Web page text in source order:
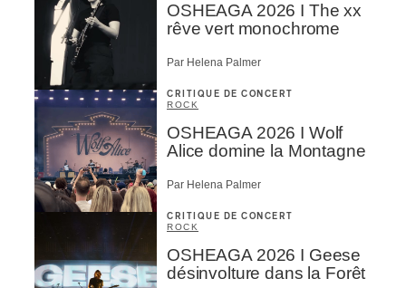
OSHEAGA 2026 I The xx
rêve vert monochrome
Par Helena Palmer
CRITIQUE DE CONCERT
ROCK
OSHEAGA 2026 I Wolf
Alice domine la Montagne
Par Helena Palmer
CRITIQUE DE CONCERT
ROCK
OSHEAGA 2026 I Geese
désinvolture dans la Forêt